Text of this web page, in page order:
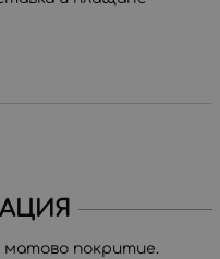
матово покритие.